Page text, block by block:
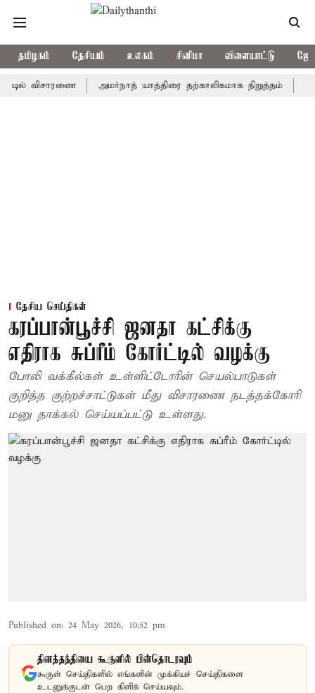
தமிழகம் தேசியம் உலகம் சினிமா விளையாட்டு
விசாரணை அமர்நாத் யாத்திரை தற்காலிகமாக நிறுத்தம்
தேசிய செய்திகள்
கரப்பான்பூச்சி ஜனதா கட்சிக்கு
எதிராக சுப்ரீம் கோர்ட்டில் வழக்கு
போலி வக்கீல்கள் உள்ளிட்டோரின் செயல்பாடுகள்
குறித்த குற்றச்சாட்டுகள் மீது விசாரணை நடத்தக்கோரி
மனு தாக்கல் செய்யப்பட்டு உள்ளது.
Published on: 24 May 2026, 10:52 pm
தினத்தந்தியை கூகுளில் பின்தொடரவும்
கூகுள் செய்திகளில் எங்களின் முக்கியச் செய்திகளை
உடனுக்குடன் பெற கிளிக் செய்யவும்.